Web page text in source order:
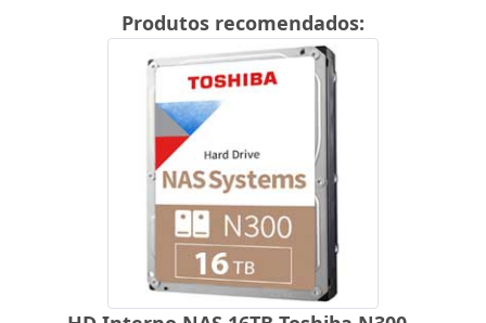
Produtos recomendados: